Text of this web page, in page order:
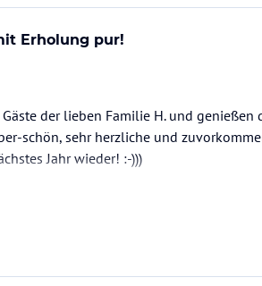
Erholung pur!
der lieben Familie H. und genießen
schön, sehr herzliche und
Jahr wieder! :-)))